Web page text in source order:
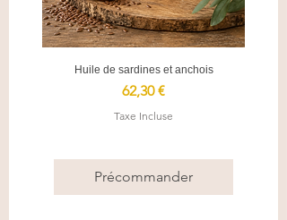
Huile de sardines et anchois
Prix
62,30 €
Taxe Incluse
Précommander